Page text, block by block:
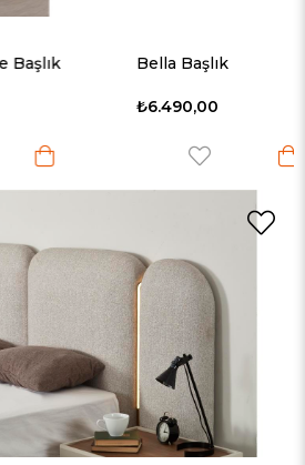
Bella Başlık
₺6.490,00